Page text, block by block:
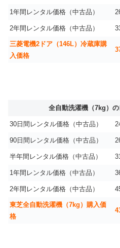
1年間レンタル価格（中古品）
2年間レンタル価格（中古品）
三菱電機2ドア（146L）冷蔵庫購
入価格
全自動洗濯機（7kg）
30日間レンタル価格（中古品）
90日間レンタル価格（中古品）
半年間レンタル価格（中古品）
1年間レンタル価格（中古品）
2年間レンタル価格（中古品）
東芝全自動洗濯機（7kg）購入価
格